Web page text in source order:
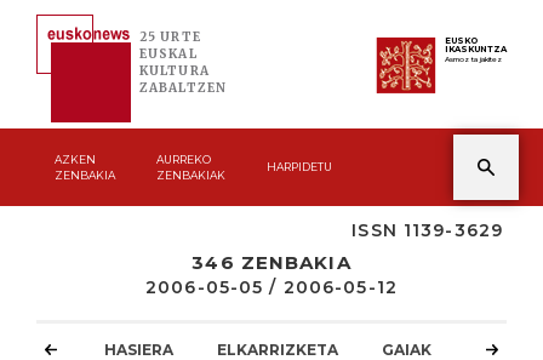
25 URTE
EUSKAL
KULTURA
ZABALTZEN
EUSKO
IKASKUNTZA
Asmoz ta jakitez
AZKEN
ZENBAKIA
AURREKO
ZENBAKIAK
HARPIDETU
ISSN 1139-3629
346 ZENBAKIA
2006-05-05 / 2006-05-12
HASIERA ELKARRIZKETA GAIAK